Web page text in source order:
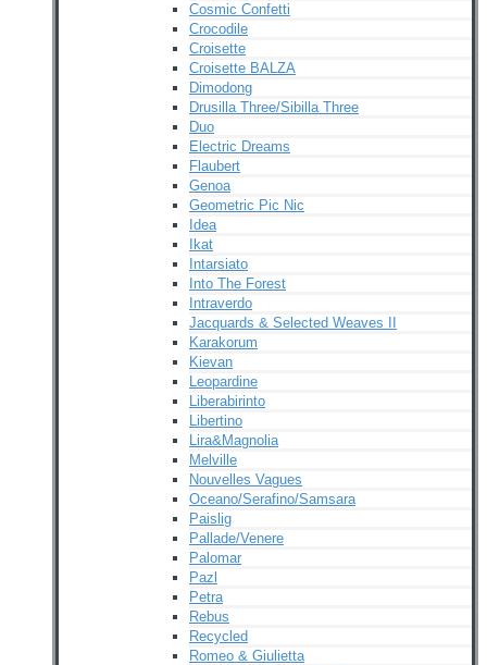
Cosmic Confetti
Crocodile
Croisette
Croisette BALZA
Dimodong
Drusilla Three/Sibilla Three
Duo
Electric Dreams
Flaubert
Genoa
Geometric Pic Nic
Idea
Ikat
Intarsiato
Into The Forest
Intraverdo
Jacquards & Selected Weaves II
Karakorum
Kievan
Leopardine
Liberabirinto
Libertino
Lira&Magnolia
Melville
Nouvelles Vagues
Oceano/Serafino/Samsara
Paislig
Pallade/Venere
Palomar
Pazl
Petra
Rebus
Recycled
Romeo & Giulietta